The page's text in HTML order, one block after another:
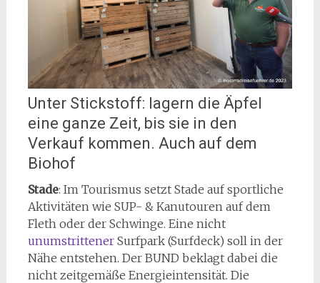
Unter Stickstoff: lagern die Äpfel
eine ganze Zeit, bis sie in den
Verkauf kommen. Auch auf dem
Biohof
Stade: Im Tourismus setzt Stade auf sportliche
Aktivitäten wie SUP- & Kanutouren auf dem
Fleth oder der Schwinge. Eine nicht
unumstrittenerSurfpark (Surfdeck) soll in der
Nähe entstehen. Der BUND beklagt dabei die
nicht zeitgemäße Energieintensität. Die